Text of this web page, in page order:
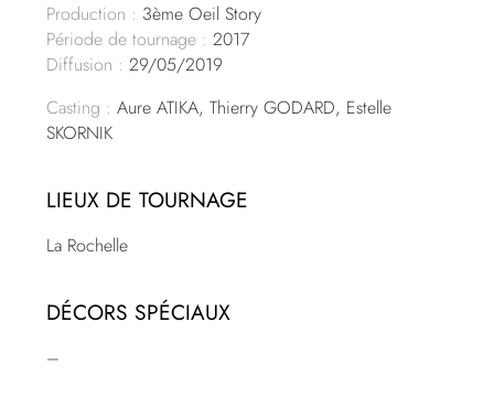
Production : 3ème Oeil Story
Période de tournage : 2017
Diffusion : 29/05/2019
Casting : Aure ATIKA, Thierry GODARD, Estelle
SKORNIK
LIEUX DE TOURNAGE
La Rochelle
DÉCORS SPÉCIAUX
–